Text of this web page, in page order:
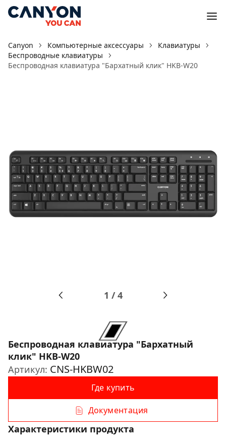
Canyon Компьютерные аксессуары
Клавиатуры
Беспроводные клавиатуры
Беспроводная клавиатура "Бархатный клик" HKB-W20
1 /4
Беспроводная клавиатура "Бархатный
клик" HKB-W20
Артикул: CNS-HKBW02
Где купить
Документация
Характеристики продукта